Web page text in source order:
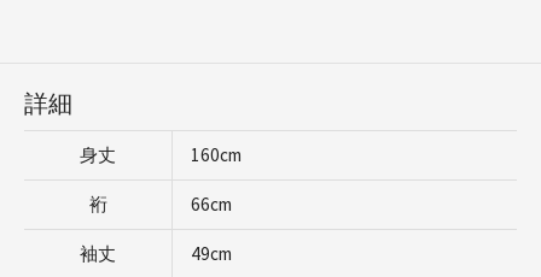
詳細
身丈 160cm
裄 66cm
袖丈 49cm